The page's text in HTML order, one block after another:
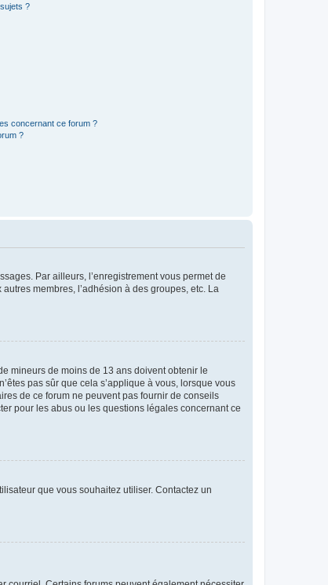
?
concernant ce forum ?
?
Par ailleurs, l’enregistrement vous permet de
membres, l’adhésion à des groupes, etc. La
mineurs de moins de 13 ans doivent obtenir le
pas sûr que cela s’applique à vous, lorsque vous
de ce forum ne peuvent pas fournir de conseils
pour les abus ou les questions légales concernant ce
que vous souhaitez utiliser. Contactez un